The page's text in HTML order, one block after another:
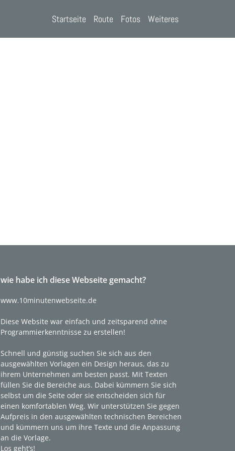
Startseite Route Fotos Weiteres
wie habe ich diese Webseite gemacht?
www.10minutenwebseite.de
Diese Website war einfach und zeitsparend ohne
Programmierkenntnisse zu erstellen!
Schnell und günstig suchen Sie sich aus den
ausgewählten Vorlagen ein Design heraus, das zu
ihrem Unternehmen am besten passt. Mit Texten
füllen Sie die Bereiche aus. Dabei kümmern Sie sich
selbst um die Seite oder sie entscheiden sich für
einen komfortablen Weg. Wir unterstützen Sie gegen
Aufpreis in den ausgewählten technischen Bereichen
und kümmern uns um ihre Texte und die Anpassung
an die Vorlage.
Los geht’s!